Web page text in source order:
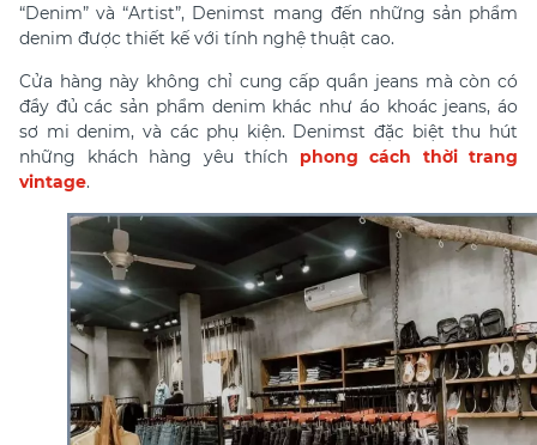
“Denim” và “Artist”, Denimst mang đến những sản phẩm
denim được thiết kế với tính nghệ thuật cao.
Cửa hàng này không chỉ cung cấp quần jeans mà còn có
đầy đủ các sản phẩm denim khác như áo khoác jeans, áo
sơ mi denim, và các phụ kiện. Denimst đặc biệt thu hút
những khách hàng yêu thích phong cách thời trang
vintage.